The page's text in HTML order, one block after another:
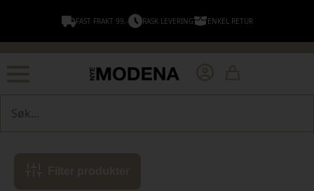
FAST FRAKT 99,- RASK LEVERING ENKEL RETUR